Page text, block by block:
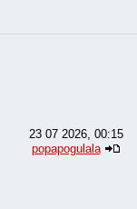
23 07 2026, 00:15
popapogulala